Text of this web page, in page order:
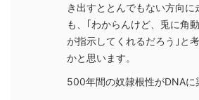
き出すととんでもない方向に
も、｢わからんけど、兎に角
が指示してくれるだろう｣と
かと思います。
500年間の奴隷根性がDNAに